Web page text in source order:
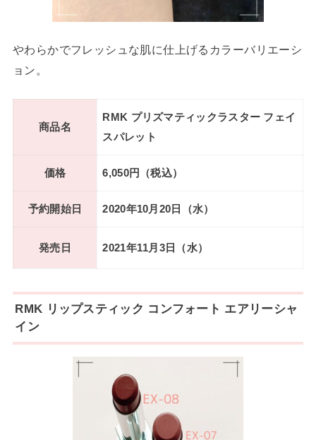
やわらかでフレッシュな肌に仕上げるカラーバリエーシ
ョン。
商品名
RMK プリズマティックラスター フェイ
スパレット
価格 6,050円（税込）
予約開始日 2020年10月20日（水）
発売日 2021年11月3日（水）
RMK リップスティック コンフォート エアリーシャ
イン